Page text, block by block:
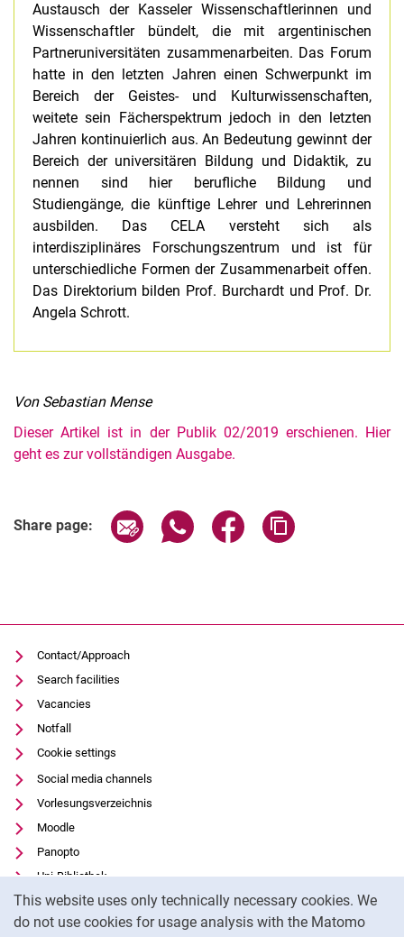
This website uses only technically necessary cookies. We
do not use cookies for usage analysis with the Matomo
Austausch der Kasseler Wissenschaftlerinnen und
Wissenschaftler bündelt, die mit argentinischen
Partneruniversitäten zusammenarbeiten. Das Forum
hatte in den letzten Jahren einen Schwerpunkt im
Bereich der Geistes- und Kulturwissenschaften,
weitete sein Fächerspektrum jedoch in den letzten
Jahren kontinuierlich aus. An Bedeutung gewinnt der
Bereich der universitären Bildung und Didaktik, zu
nennen sind hier berufliche Bildung und
Studiengänge, die künftige Lehrer und Lehrerinnen
ausbilden. Das CELA versteht sich als
interdisziplinäres Forschungszentrum und ist für
unterschiedliche Formen der Zusammenarbeit offen.
Das Direktorium bilden Prof. Burchardt und Prof. Dr.
Angela Schrott.
Von Sebastian Mense
Dieser Artikel ist in der Publik 02/2019 erschienen. Hier
geht es zur vollständigen Ausgabe.
Share page: Share page via email
Share page via WhatsApp
Share page via
Contact/Approach
Search facilities
Vacancies
Notfall
Cookie settings
Social media channels
Vorlesungsverzeichnis
Moodle
Panopto
Uni-Bibliothek
Data privacy
Accessibility